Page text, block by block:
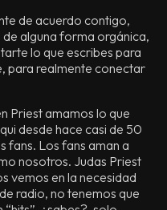
de acuerdo contigo,
de alguna forma orgánica,
lo que escribes para
para realmente conectar
Priest amamos lo que
desde hace casi de 50
fans. Los fans aman a
nosotros. Judas Priest
vemos en la necesidad
radio, no tenemos que